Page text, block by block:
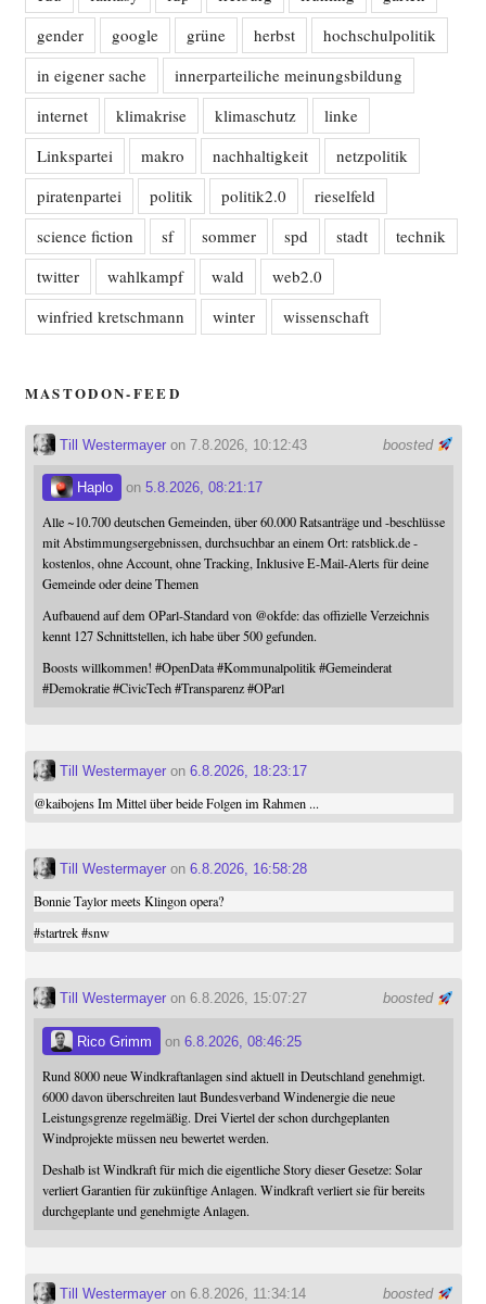
gender
google grüne herbst
hochschulpolitik
in eigener sache
innerparteiliche meinungsbildung
internet
klimakrise klimaschutz
linke
Linkspartei
makro nachhaltigkeit
netzpolitik
piratenpartei
politik politik2.0
rieselfeld
science fiction
sf sommer spd stadt
technik
twitter
wahlkampf wald
web2.0
winfried kretschmann
winter wissenschaft
MASTODON-FEED
boosted
Till Westermayeron 7.8.2026, 10:12:43
Haplo on 5.8.2026, 08:21:17
Alle ~10.700 deutschen Gemeinden, über 60.000 Ratsanträge und -beschlüsse
mit Abstimmungsergebnissen, durchsuchbar an einem Ort: ratsblick.de -
kostenlos, ohne Account, ohne Tracking, Inklusive E-Mail-Alerts für deine
Gemeinde oder deine Themen
Aufbauend auf dem OParl-Standard von @okfde: das offizielle Verzeichnis
kennt 127 Schnittstellen, ich habe über 500 gefunden.
Boosts willkommen! #OpenData #Kommunalpolitik #Gemeinderat
#Demokratie #CivicTech #Transparenz #OParl
Till Westermayeron 6.8.2026, 18:23:17
@kaibojensIm Mittel über beide Folgen im Rahmen ...
Till Westermayeron 6.8.2026, 16:58:28
Bonnie Taylor meets Klingon opera?
#startrek #snw
boosted
Till Westermayeron 6.8.2026, 15:07:27
Rico Grimm on 6.8.2026, 08:46:25
Rund 8000 neue Windkraftanlagen sind aktuell in Deutschland genehmigt.
6000 davon überschreiten laut Bundesverband Windenergie die neue
Leistungsgrenze regelmäßig. Drei Viertel der schon durchgeplanten
Windprojekte müssen neu bewertet werden.
Deshalb ist Windkraft für mich die eigentliche Story dieser Gesetze: Solar
verliert Garantien für zukünftige Anlagen. Windkraft verliert sie für bereits
durchgeplante und genehmigte Anlagen.
boosted
Till Westermayeron 6.8.2026, 11:34:14